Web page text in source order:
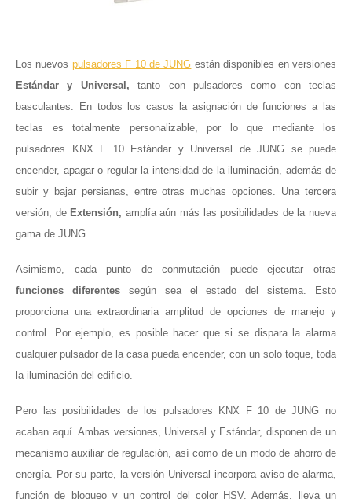
Los nuevos pulsadores F 10 de JUNG están disponibles en versiones
Estándar y Universal, tanto con pulsadores como con teclas
basculantes. En todos los casos la asignación de funciones a las
teclas es totalmente personalizable, por lo que mediante los
pulsadores KNX F 10 Estándar y Universal de JUNG se puede
encender, apagar o regular la intensidad de la iluminación, además de
subir y bajar persianas, entre otras muchas opciones. Una tercera
versión, de Extensión, amplía aún más las posibilidades de la nueva
gama de JUNG.
Asimismo, cada punto de conmutación puede ejecutar otras
funciones diferentes según sea el estado del sistema. Esto
proporciona una extraordinaria amplitud de opciones de manejo y
control. Por ejemplo, es posible hacer que si se dispara la alarma
cualquier pulsador de la casa pueda encender, con un solo toque, toda
la iluminación del edificio.
Pero las posibilidades de los pulsadores KNX F 10 de JUNG no
acaban aquí. Ambas versiones, Universal y Estándar, disponen de un
mecanismo auxiliar de regulación, así como de un modo de ahorro de
energía. Por su parte, la versión Universal incorpora aviso de alarma,
función de bloqueo y un control del color HSV. Además, lleva un